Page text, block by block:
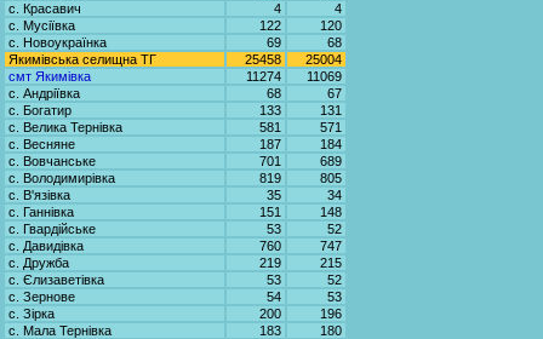
с. Красавич
4
4
с. Мусіївка
122
120
с. Новоукраїнка
69
68
Якимівська селищна ТГ
25458
25004
смт Якимівка
11274
11069
с. Андріївка
68
67
с. Богатир
133
131
с. Велика Тернівка
581
571
с. Весняне
187
184
с. Вовчанське
701
689
с. Володимирівка
819
805
с. В'язівка
35
34
с. Ганнівка
151
148
с. Гвардійське
53
52
с. Давидівка
760
747
с. Дружба
219
215
с. Єлизаветівка
53
52
с. Зернове
54
53
с. Зірка
200
196
с. Мала Тернівка
183
180